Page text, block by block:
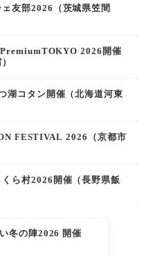
友部2026（茨城県笠間
2026開催
湖コタン開催（北海道河東
FESTIVAL 2026（京都市
ら村2026開催（長野県飯
冬の陣2026 開催